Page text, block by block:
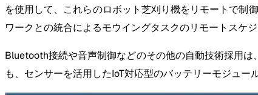
を使用して、これらのロボット芝刈り機をリモートで制
ワークとの統合によるモウイングタスクのリモートスケ
Bluetooth接続や音声制御などのその他の自動技術採用
も、センサーを活用したIoT対応型のバッテリーモジュ